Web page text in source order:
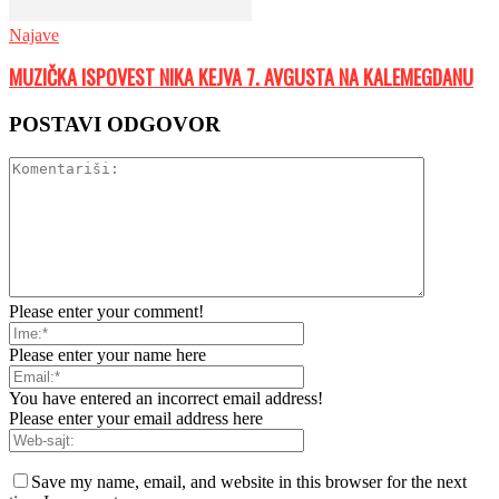
Najave
MUZIČKA ISPOVEST NIKA KEJVA 7. AVGUSTA NA KALEMEGDANU
POSTAVI ODGOVOR
Please enter your comment!
Please enter your name here
You have entered an incorrect email address!
Please enter your email address here
Save my name, email, and website in this browser for the next